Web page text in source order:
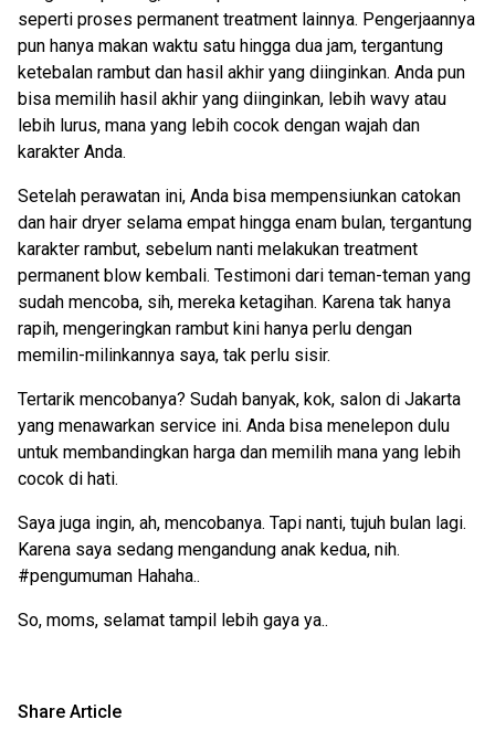
seperti proses permanent treatment lainnya. Pengerjaannya
pun hanya makan waktu satu hingga dua jam, tergantung
ketebalan rambut dan hasil akhir yang diinginkan. Anda pun
bisa memilih hasil akhir yang diinginkan, lebih wavy atau
lebih lurus, mana yang lebih cocok dengan wajah dan
karakter Anda.
Setelah perawatan ini, Anda bisa mempensiunkan catokan
dan hair dryer selama empat hingga enam bulan, tergantung
karakter rambut, sebelum nanti melakukan treatment
permanent blow kembali. Testimoni dari teman-teman yang
sudah mencoba, sih, mereka ketagihan. Karena tak hanya
rapih, mengeringkan rambut kini hanya perlu dengan
memilin-milinkannya saya, tak perlu sisir.
Tertarik mencobanya? Sudah banyak, kok, salon di Jakarta
yang menawarkan service ini. Anda bisa menelepon dulu
untuk membandingkan harga dan memilih mana yang lebih
cocok di hati.
Saya juga ingin, ah, mencobanya. Tapi nanti, tujuh bulan lagi.
Karena saya sedang mengandung anak kedua, nih.
#pengumuman Hahaha..
So, moms, selamat tampil lebih gaya ya..
Share Article